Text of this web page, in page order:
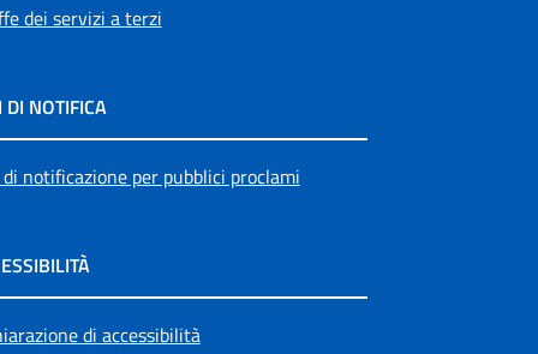
dei servizi a terzi
DI NOTIFICA
notificazione per pubblici proclami
di accessibilità